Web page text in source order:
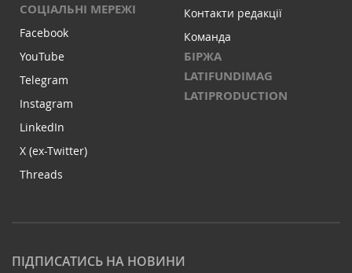
СОЦІАЛЬНІ МЕРЕЖІ
Facebook
YouTube
Telegram
Instagram
LinkedIn
X (ex-Twitter)
Threads
Контакти редакції
Команда
БІРЖА
LATIFUNDIMAG
LATIPRODUCTION
ПІДПИСАТИСЬ НА НОВИНИ